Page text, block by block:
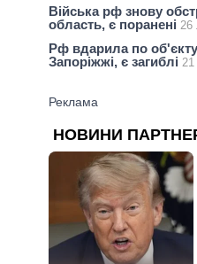
Війська рф знову
область, є поранені 26
Рф вдарила по
Запоріжжі, є загиблі